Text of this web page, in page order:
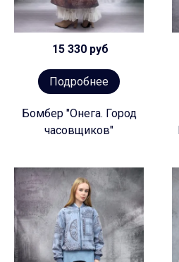
15 330 руб
Подробнее
Бомбер "Онега. Город
часовщиков"